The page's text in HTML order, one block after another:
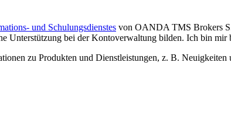
und Schulungsdienstes von OANDA TMS Brokers
bei der Kontoverwaltung bilden. Ich bin mir
zu Produkten und Dienstleistungen, z. B. Neuigkeiten